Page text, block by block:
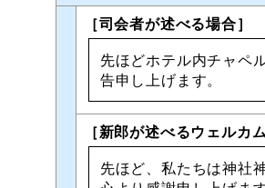
［司会者が述べる場合］
先ほどホテル内チャペ
告申し上げます。
［新郎が述べるウェルカ
先ほど、私たちは神社